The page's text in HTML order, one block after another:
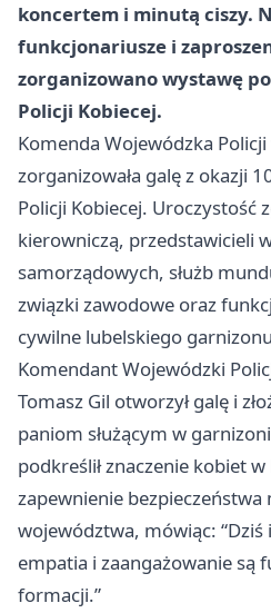
koncertem i minutą ciszy.
funkcjonariusze i
zorganizowano wystawę
Policji Kobiecej.
Komenda Wojewódzka
zorganizowała galę z okazji
Policji Kobiecej. Uroczystość
kierowniczą, przedstawicieli
samorządowych, służb
związki zawodowe oraz
cywilne lubelskiego
Komendant Wojewódzki
Tomasz Gil otworzył galę i
paniom służącym w
podkreślił znaczenie kobiet w
zapewnienie bezpieczeństwa
województwa, mówiąc:
empatia i zaangażowanie są
formacji.”